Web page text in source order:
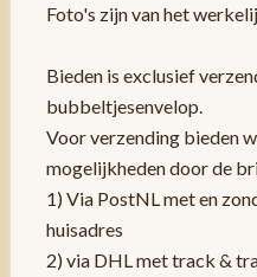
Foto's zijn van het
Bieden is exclusief
bubbeltjesenvelop.
Voor verzending bieden
mogelijkheden door de
1) Via PostNL met en
huisadres
2) via DHL met track &